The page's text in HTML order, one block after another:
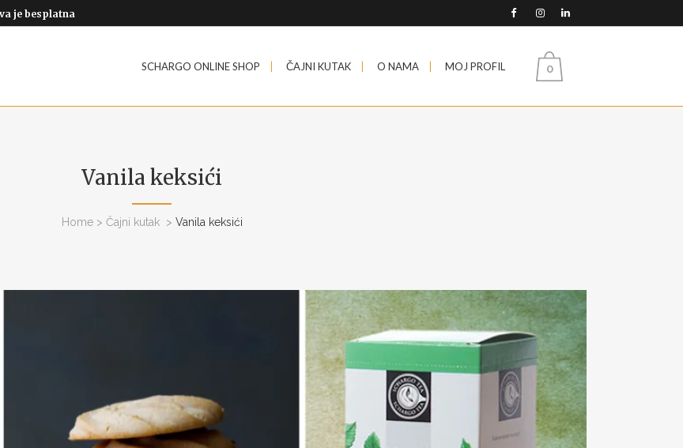
je besplatna
0
SCHARGO ONLINE SHOP ČAJNI KUTAK O NAMA MOJ PROFIL
Vanila keksići
Home> Čajni kutak > Vanila keksići